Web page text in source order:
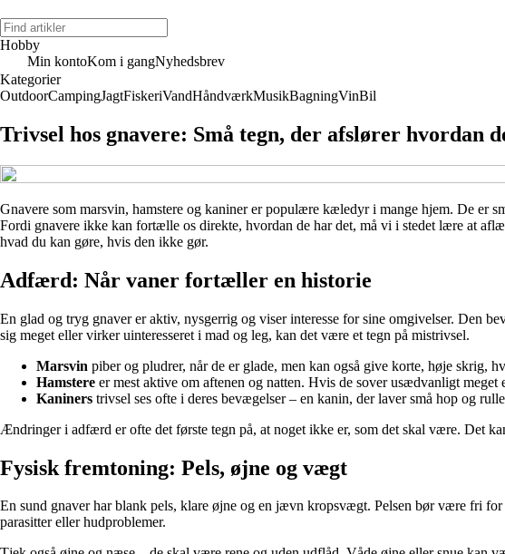
Hobby
Min kontoKom i gangNyhedsbrev
Kategorier
OutdoorCampingJagtFiskeriVandHåndværkMusikBagningVinBil
Trivsel hos gnavere: Små tegn, der afslører hvordan
Gnavere som marsvin, hamstere og kaniner er populære kæledyr i mange hjem. De er
Fordi gnavere ikke kan fortælle os direkte, hvordan de har det, må vi i stedet lære at
hvad du kan gøre, hvis den ikke gør.
Adfærd: Når vaner fortæller en historie
En glad og tryg gnaver er aktiv, nysgerrig og viser interesse for sine omgivelser. Den
sig meget eller virker uinteresseret i mad og leg, kan det være et tegn på mistrivsel.
Marsvin piber og pludrer, når de er glade, men kan også give korte, høje skrig,
Hamstere er mest aktive om aftenen og natten. Hvis de sover usædvanligt
Kaniners trivsel ses ofte i deres bevægelser – en kanin, der laver små hop og
Ændringer i adfærd er ofte det første tegn på, at noget ikke er, som det skal være. Det
Fysisk fremtoning: Pels, øjne og vægt
En sund gnaver har blank pels, klare øjne og en jævn kropsvægt. Pelsen bør være fri
parasitter eller hudproblemer.